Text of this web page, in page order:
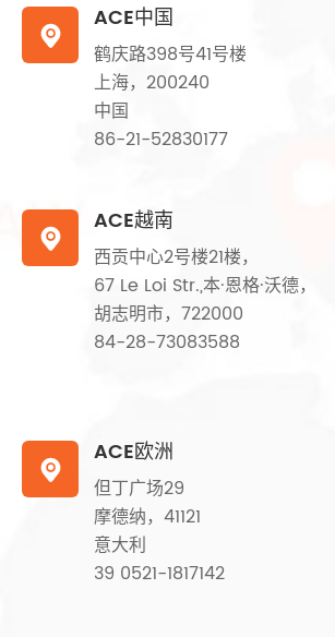

ACE中国
鹤庆路398号41号楼
上海，200240
中国
86-21-52830177

ACE越南
西贡中心2号楼21楼，
67 Le Loi Str.,本·恩格·沃德，
胡志明市，722000
84-28-73083588

ACE欧洲
但丁广场29
摩德纳，41121
意大利
39 0521-1817142